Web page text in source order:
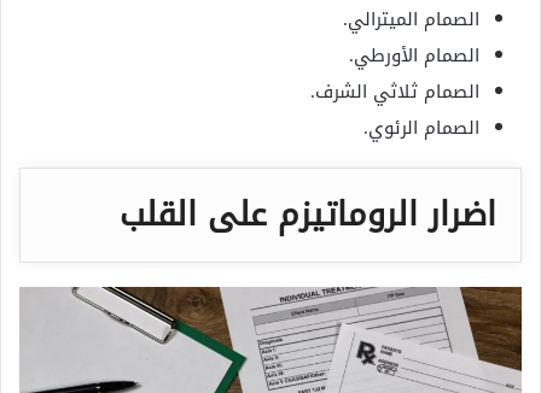
الصمام الميترالي.
الصمام الأورطي.
الصمام ثلاثي الشرف.
الصمام الرئوي.
اضرار الروماتيزم على القلب